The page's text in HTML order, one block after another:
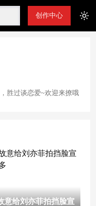
创作中心
胜过谈恋爱~欢迎来撩哦
意给刘亦菲拍挡脸宣